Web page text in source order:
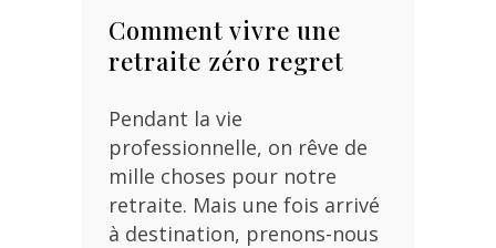
Comment vivre une
retraite zéro regret
Pendant la vie
professionnelle, on rêve de
mille choses pour notre
retraite. Mais une fois arrivé
à destination, prenons-nous